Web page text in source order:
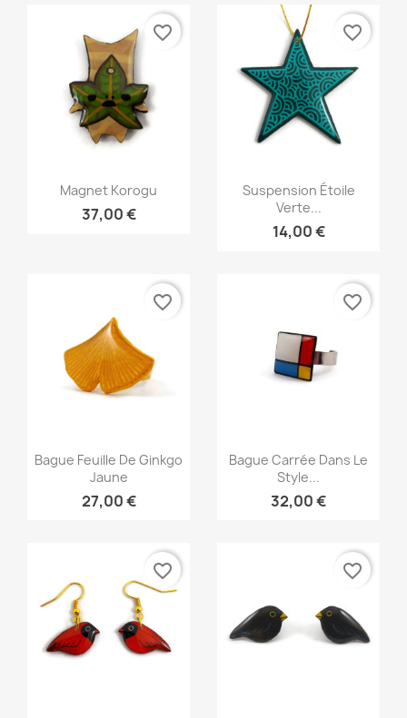
Aperçu rapide
Magnet Korogu
37,00 €
favorite_border
Aperçu rapide
Suspension Étoile
Verte...
14,00 €
favorite_border
Aperçu rapide
Bague Feuille De Ginkgo
Jaune
27,00 €
favorite_border
Aperçu rapide
Bague Carrée Dans Le
Style...
32,00 €
favorite_border
favorite_border favorite_border